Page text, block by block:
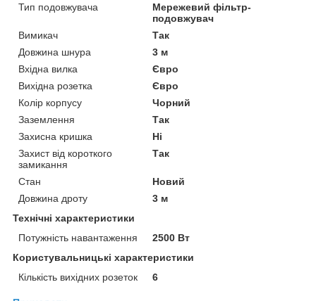
Тип подовжувача
Мережевий фільтр-
подовжувач
Вимикач
Так
Довжина шнура
3 м
Вхідна вилка
Євро
Вихідна розетка
Євро
Колір корпусу
Чорний
Заземлення
Так
Захисна кришка
Ні
Захист від короткого
замикання
Так
Стан
Новий
Довжина дроту
3 м
Технічні характеристики
Потужність навантаження
2500 Вт
Користувальницькі характеристики
Кількість вихідних розеток
6